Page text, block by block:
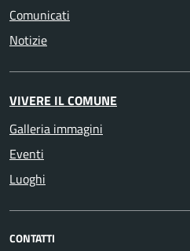
Comunicati
Notizie
VIVERE IL COMUNE
Galleria immagini
Eventi
Luoghi
CONTATTI